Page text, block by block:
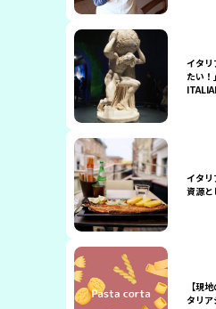
イタリ
たい
イタ
資源
【現
タリ